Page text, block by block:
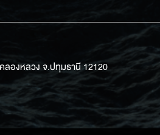
ลองหลวง จ.ปทุมธานี 12120